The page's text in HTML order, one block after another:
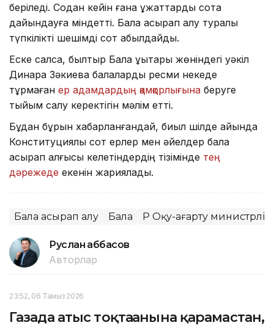
беріледі. Содан кейін ғана құжаттарды сотқа
дайындауға міндетті. Бала асырап алу туралы
түпкілікті шешімді сот қабылдайды.
Еске салсақ, былтыр Бала құқықтары жөніндегі уәкіл
Динара Зәкиева балаларды ресми некеде
тұрмаған ер адамдардың қамқорлығына беруге
тыйым салу керектігін мәлім етті.
Бұдан бұрын хабарланғандай, биыл шілде айында
Конституциялық сот ерлер мен әйелдер бала
асырап алғысы келетіндердің тізімінде тең
дәрежеде екенін жариялады.
Бала асырап алу Бала ҚР Оқу-ағарту министрлігі
Руслан Ғаббасов
Авторлар
23:52, 06 Тамыз 2026
Газада атыс тоқтағанына қарамастан,